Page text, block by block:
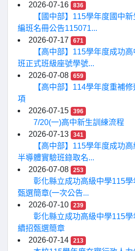
2026-07-16
836
【國中部】115學年度國中
編班名冊公告115071...
2026-07-17
671
【高中部】115學年度成功
班正式班級座號學號...
2026-07-08
659
【高中部】114學年度重補
項
2026-07-15
396
7/20(一)高中新生訓練流程
2026-07-13
341
【高中部】115學年度成功
半導體實驗班錄取名...
2026-07-08
253
彰化縣立成功高級中學115
甄選簡章(一次公告...
2026-07-10
239
彰化縣立成功高級中學115
續招甄選簡章
2026-07-14
213